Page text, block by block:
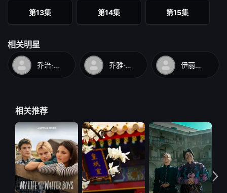
第13集 第14集 第15集
第16集
相关明星
乔治·艾德斯 乔雅·福克斯 伊丽莎白·苏
相关推荐